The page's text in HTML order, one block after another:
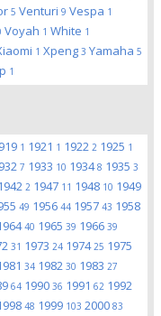
5 Venturi 9 Vespa 1
Voyah 1 White 1
1 Xpeng 3 Yamaha 5
1
1 1921 1 1922 2 1925 1
7 1933 10 19348 1935 3
2 1947 11 1948 10 1949
49 1956 44 1957 43 1958
40 1965 39 1966 39
31 1973 24 197425 1975
34 1982 30 1983 27
64 1990 36 1991 62 1992
48 1999 103 2000 83